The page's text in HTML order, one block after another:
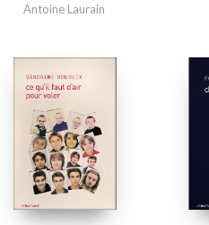
Antoine Laurain